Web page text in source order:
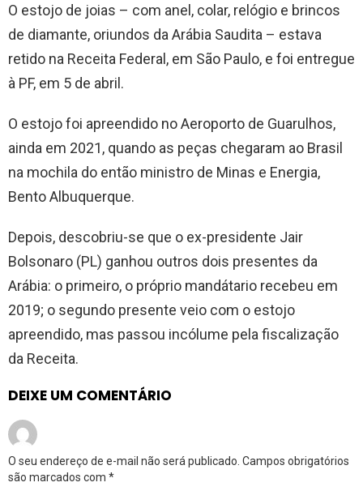
O estojo de joias – com anel, colar, relógio e brincos
de diamante, oriundos da Arábia Saudita – estava
retido na Receita Federal, em São Paulo, e foi entregue
à PF, em 5 de abril.
O estojo foi apreendido no Aeroporto de Guarulhos,
ainda em 2021, quando as peças chegaram ao Brasil
na mochila do então ministro de Minas e Energia,
Bento Albuquerque.
Depois, descobriu-se que o ex-presidente Jair
Bolsonaro (PL) ganhou outros dois presentes da
Arábia: o primeiro, o próprio mandátario recebeu em
2019; o segundo presente veio com o estojo
apreendido, mas passou incólume pela fiscalização
da Receita.
DEIXE UM COMENTÁRIO
O seu endereço de e-mail não será publicado. Campos obrigatórios
são marcados com *